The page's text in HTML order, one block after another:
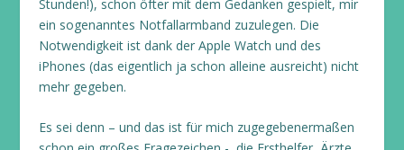
Stunden!), schon öfter mit dem Gedanken gespielt, mir
ein sogenanntes Notfallarmband zuzulegen. Die
Notwendigkeit ist dank der Apple Watch und des
iPhones (das eigentlich ja schon alleine ausreicht) nicht
mehr gegeben.
Es sei denn – und das ist für mich zugegebenermaßen